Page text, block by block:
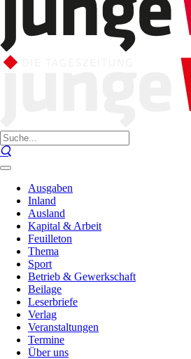
Ausgaben
Inland
Ausland
Kapital & Arbeit
Feuilleton
Thema
Sport
Betrieb & Gewerkschaft
Beilage
Leserbriefe
Verlag
Veranstaltungen
Termine
Über uns